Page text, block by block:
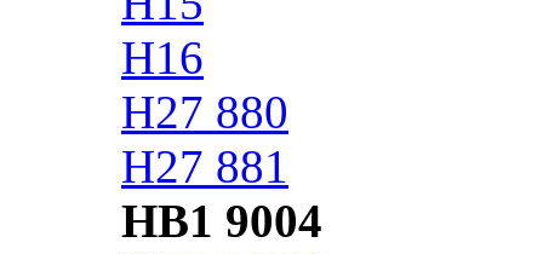
H16
H27 880
H27 881
HB1 9004